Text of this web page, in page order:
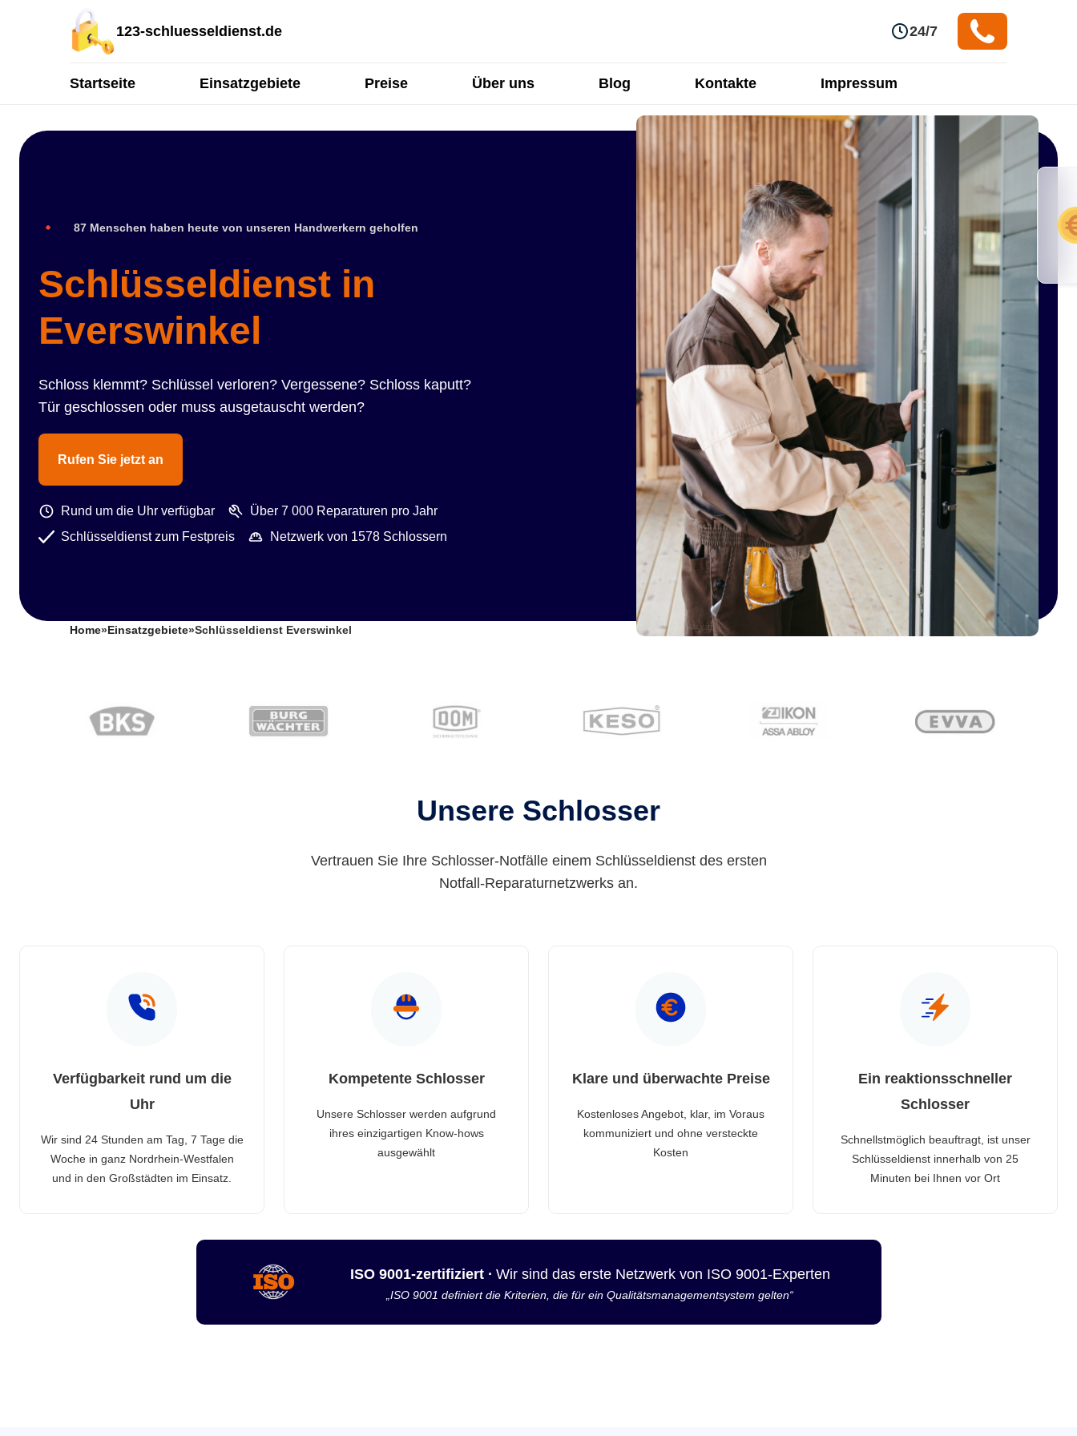
123-schluesseldienst.de 24/7
Startseite Einsatzgebiete Preise Über uns Blog Kontakte Impressum
87 Menschen haben heute von unseren Handwerkern geholfen
Schlüsseldienst in
Everswinkel
Schloss klemmt? Schlüssel verloren? Vergessene? Schloss kaputt?
Tür geschlossen oder muss ausgetauscht werden?
Rufen Sie jetzt an
Rund um die Uhr verfügbar
Über 7 000 Reparaturen pro Jahr
Schlüsseldienst zum Festpreis
Netzwerk von 1578 Schlossern
Home» Einsatzgebiete»Schlüsseldienst Everswinkel
Unsere Schlosser
Vertrauen Sie Ihre Schlosser-Notfälle einem Schlüsseldienst des ersten
Notfall-Reparaturnetzwerks an.
Verfügbarkeit rund um die
Uhr
Wir sind 24 Stunden am Tag, 7 Tage die
Woche in ganz Nordrhein-Westfalen
und in den Großstädten im Einsatz.
Kompetente Schlosser
Unsere Schlosser werden aufgrund
ihres einzigartigen Know-hows
ausgewählt
Klare und überwachte Preise
Kostenloses Angebot, klar, im Voraus
kommuniziert und ohne versteckte
Kosten
Ein reaktionsschneller
Schlosser
Schnellstmöglich beauftragt, ist unser
Schlüsseldienst innerhalb von 25
Minuten bei Ihnen vor Ort
ISO 9001-zertifiziert · Wir sind das erste Netzwerk von ISO 9001-Experten
„ISO 9001 definiert die Kriterien, die für ein Qualitätsmanagementsystem gelten“